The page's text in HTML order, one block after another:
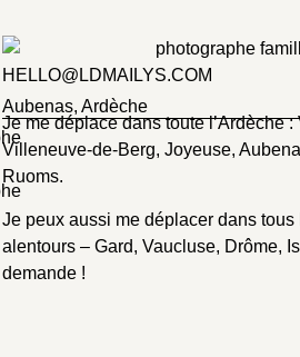
HELLO@LDMAILYS.COM
Aubenas, Ardèche
Je me déplace dans toute l’Ardèche
Villeneuve-de-Berg, Joyeuse,
Ruoms.
Je peux aussi me déplacer dans
alentours – Gard, Vaucluse, Drôme,
demande !